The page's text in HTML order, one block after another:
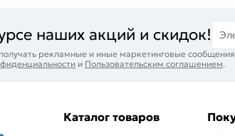
наших акций и скидок!
рекламные и иные маркетинговые
и Пользовательским соглашением.
Каталог товаров